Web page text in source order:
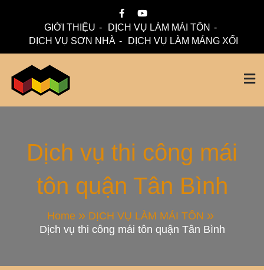
GIỚI THIỆU
DỊCH VỤ LÀM MÁI TÔN
DỊCH VỤ SƠN NHÀ
DỊCH VỤ LÀM MÁNG XỐI
Thi Công Mái Tôn,
Máng Xối Chuyên
Nghiệp – Mái Nhà
Đẹp
Dịch vụ thi công mái
tôn quận Tân Bình
Home
DỊCH VỤ LÀM MÁI TÔN
Dịch vụ thi công mái tôn quận Tân Bình